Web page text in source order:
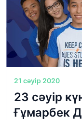
21 сәуір 2020
23 сәуір
Ғұмарбек